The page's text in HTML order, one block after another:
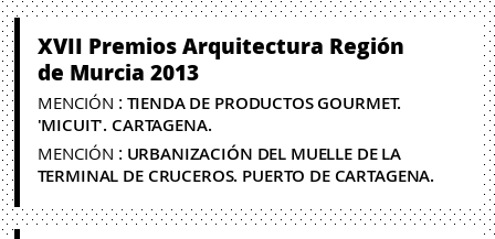
XVII Premios Arquitectura Región
de Murcia 2013
MENCIÓN : TIENDA DE PRODUCTOS GOURMET.
'MICUIT'. CARTAGENA.
MENCIÓN : URBANIZACIÓN DEL MUELLE DE LA
TERMINAL DE CRUCEROS. PUERTO DE CARTAGENA.